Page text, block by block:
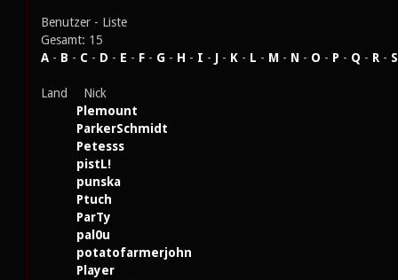
Benutzer - Liste
Gesamt: 15
A - B - C - D - E - F - G - H - I - J - K - L - M - N - O - P - Q - R - S
Land
Nick
Plemount
ParkerSchmidt
Petesss
pistL!
punska
Ptuch
ParTy
pal0u
potatofarmerjohn
Player